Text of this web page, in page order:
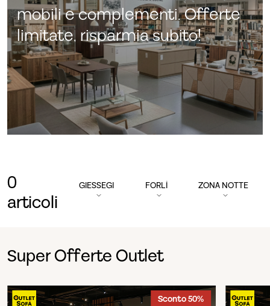
mobili e complementi. Offerte
limitate, risparmia subito!
0
articoli
GIESSEGI FORLÌ ZONA NOTTE
Super Offerte Outlet
Sconto 50%